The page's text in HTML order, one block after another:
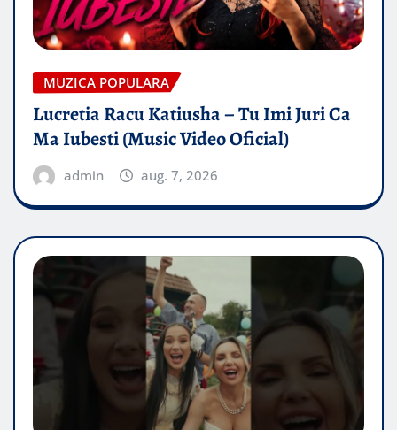
MUZICA POPULARA
Lucretia Racu Katiusha – Tu Imi Juri Ca
Ma Iubesti (Music Video Oficial)
admin aug. 7, 2026